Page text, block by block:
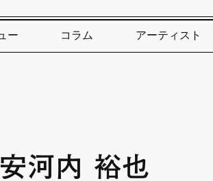
ー コラム アーティスト
安河内 裕也